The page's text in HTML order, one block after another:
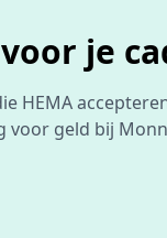
je
HEMA
voor geld bij